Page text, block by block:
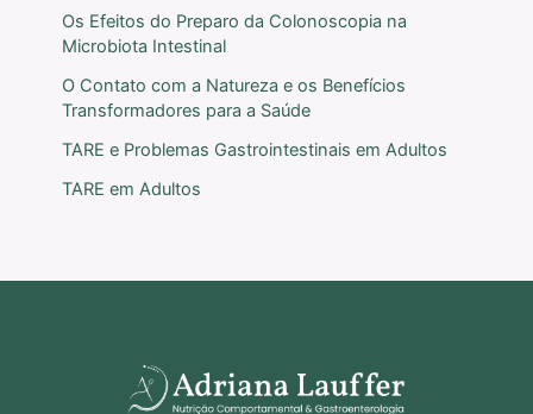
Os Efeitos do Preparo da Colonoscopia na
Microbiota Intestinal
O Contato com a Natureza e os Benefícios
Transformadores para a Saúde
TARE e Problemas Gastrointestinais em Adultos
TARE em Adultos